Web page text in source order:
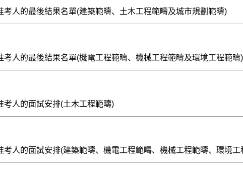
考人的最後結果名單(建築範疇、土木工程範疇及城市規劃範疇)
考人的最後結果名單(機電工程範疇、機械工程範疇及環境工程範疇)
考人的面試安排(土木工程範疇)
考人的面試安排(建築範疇、機電工程範疇、機械工程範疇、環境